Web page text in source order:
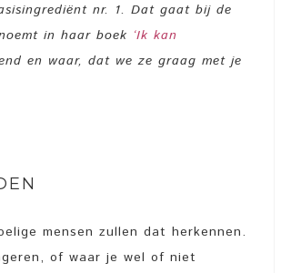
nr. 1. Dat gaat bij de
in haar boek ‘Ik kan
en waar, dat we ze graag met je
mensen zullen dat herkennen.
of waar je wel of niet